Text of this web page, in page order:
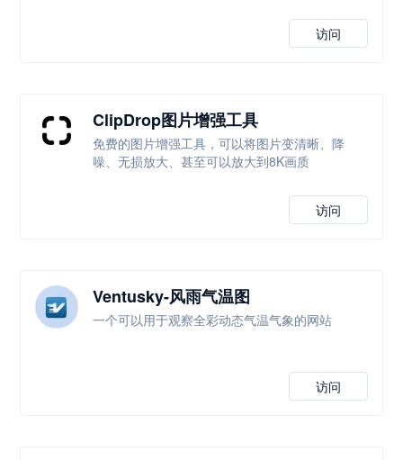
访问
ClipDrop图片增强工具
免费的图片增强工具，可以将图片变清晰、降
噪、无损放大、甚至可以放大到8K画质
访问
Ventusky-风雨气温图
一个可以用于观察全彩动态气温气象的网站
访问